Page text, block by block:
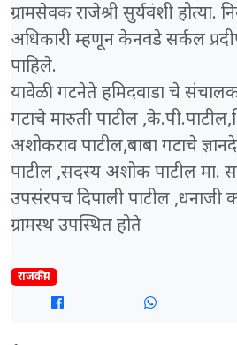
ग्रामसेवक राजेश्री सुर्यवंशी होत्या.
अधिकारी म्हणून केनवडे सर्कल
पाहिले.
यावेळी गटनेते हमिदवाडा चे
गटाचे मारुती पाटील
अशोकराव पाटील,बाबा गटाचे
पाटील ,सदस्य अशोक पाटील मा.
उपसंरपच दिपाली पाटील ,धनाजी
ग्रामस्थ उपस्थित होते
राजकीय